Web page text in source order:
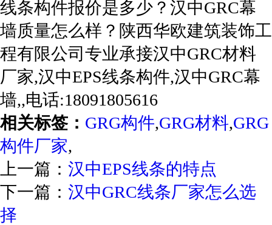
线条构件报价是多少？汉中GRC幕
墙质量怎么样？陕西华欧建筑装饰工
程有限公司专业承接汉中GRC材料
厂家,汉中EPS线条构件,汉中GRC幕
墙,,电话:18091805616
相关标签： GRG构件,GRG材料,GRG
构件厂家,
上一篇： 汉中EPS线条的特点
下一篇： 汉中GRC线条厂家怎么选
择